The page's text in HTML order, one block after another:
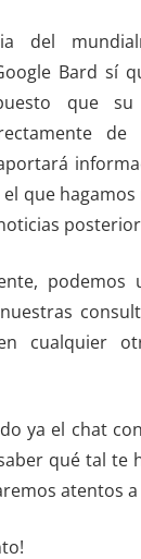
del
Bard sí
que
que
podemos
cualquier
ya el chat
qué tal te
atentos